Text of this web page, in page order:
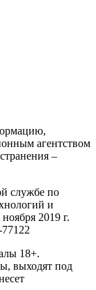
агентством
–
службе по
и
2019 г.
18+.
выходят под